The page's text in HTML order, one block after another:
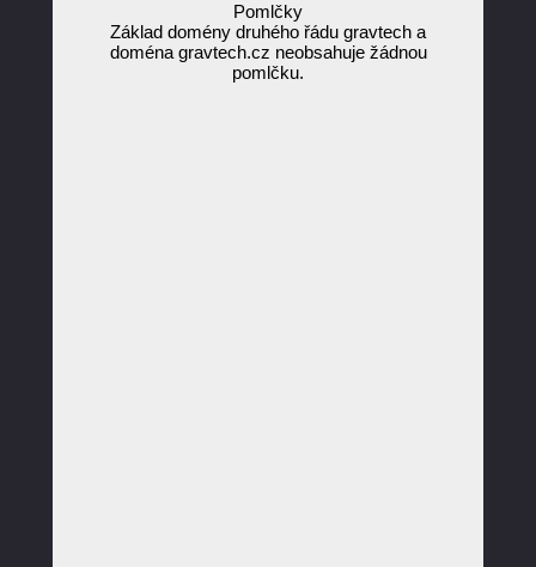
Pomlčky
Základ domény druhého řádu gravtech a
doména gravtech.cz neobsahuje žádnou
pomlčku.